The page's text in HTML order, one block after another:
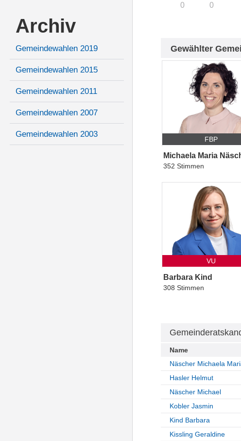
Archiv
Gemeindewahlen 2019
Gemeindewahlen 2015
Gemeindewahlen 2011
Gemeindewahlen 2007
Gemeindewahlen 2003
0 0
Gewählter
FBP
Michaela Maria
352 Stimmen
VU
Barbara Kind
308 Stimmen
Name
Näscher Michaela
Hasler Helmut
Näscher Michael
Kobler Jasmin
Kind Barbara
Kissling Geraldine